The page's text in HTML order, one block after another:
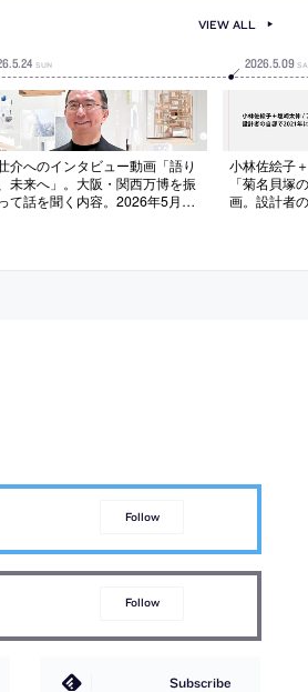
.5.24 SUN
介へのインタビュー動画「語り
未来へ」。大阪・関西万博を振
て話を聞く内容。2026年5月に
2026.5.09
小林佐絵子
「菊名貝塚
画。設計者
VIEW ALL
Follow
Follow
Subscribe